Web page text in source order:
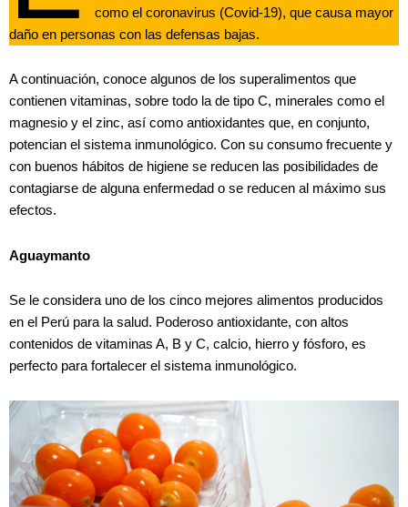
como el coronavirus (Covid-19), que causa mayor
daño en personas con las defensas bajas.
A continuación, conoce algunos de los superalimentos que
contienen vitaminas, sobre todo la de tipo C, minerales como el
magnesio y el zinc, así como antioxidantes que, en conjunto,
potencian el sistema inmunológico. Con su consumo frecuente y
con buenos hábitos de higiene se reducen las posibilidades de
contagiarse de alguna enfermedad o se reducen al máximo sus
efectos.
Aguaymanto
Se le considera uno de los cinco mejores alimentos producidos
en el Perú para la salud. Poderoso antioxidante, con altos
contenidos de vitaminas A, B y C, calcio, hierro y fósforo, es
perfecto para fortalecer el sistema inmunológico.